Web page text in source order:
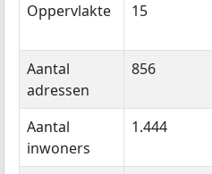
Oppervlakte 15
Aantal
adressen
856
Aantal
inwoners
1.444